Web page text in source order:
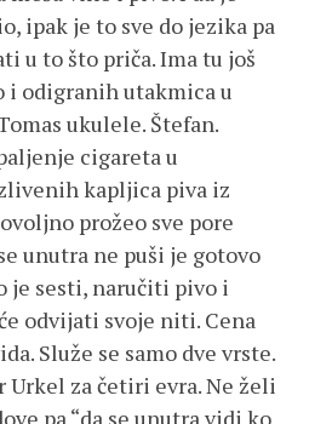
ipak je to sve do jezika pa
u to što priča. Ima tu još
i odigranih utakmica u
ukulele. Štefan.
cigareta u
kapljica piva iz
prožeo sve pore
unutra ne puši je gotovo
je sesti, naručiti pivo i
odvijati svoje niti. Cena
Služe se samo dve vrste.
za četiri evra. Ne želi
pa “da se unutra vidi ko